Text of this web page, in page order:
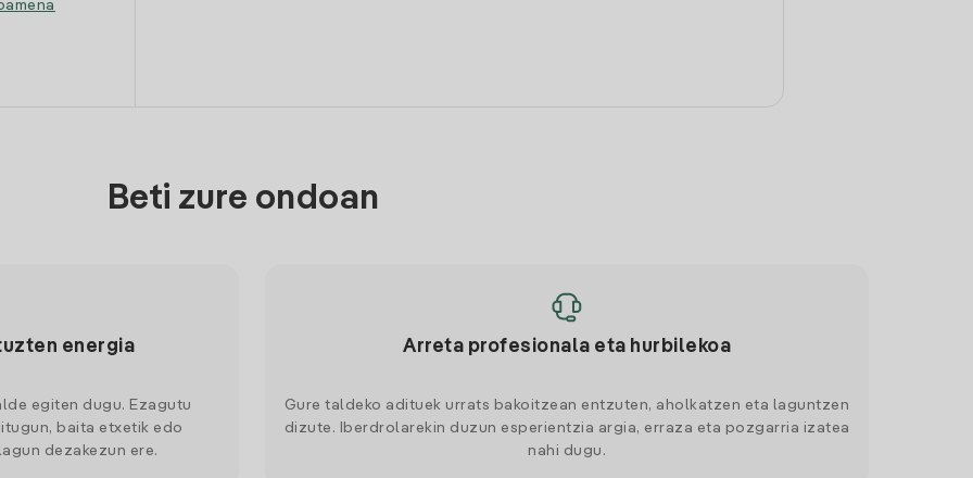
Beti zure ondoan
energia
egiten dugu. Ezagutu
baita etxetik edo
dezakezun ere.
Arreta profesionala eta hurbilekoa
Gure taldeko adituek urrats bakoitzean entzuten, aholkatzen eta laguntzen
dizute. Iberdrolarekin duzun esperientzia argia, erraza eta pozgarria izatea
nahi dugu.